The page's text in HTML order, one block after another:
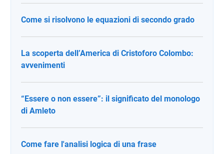
Come si risolvono le equazioni di secondo grado
La scoperta dell’America di Cristoforo Colombo:
avvenimenti
“Essere o non essere”: il significato del monologo
di Amleto
Come fare l'analisi logica di una frase